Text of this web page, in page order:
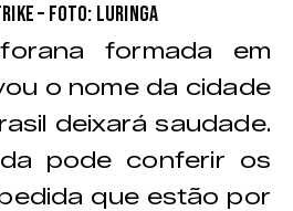
– foto: Luringa
formada em
o nome da cidade
deixará saudade.
pode conferir os
que estão por